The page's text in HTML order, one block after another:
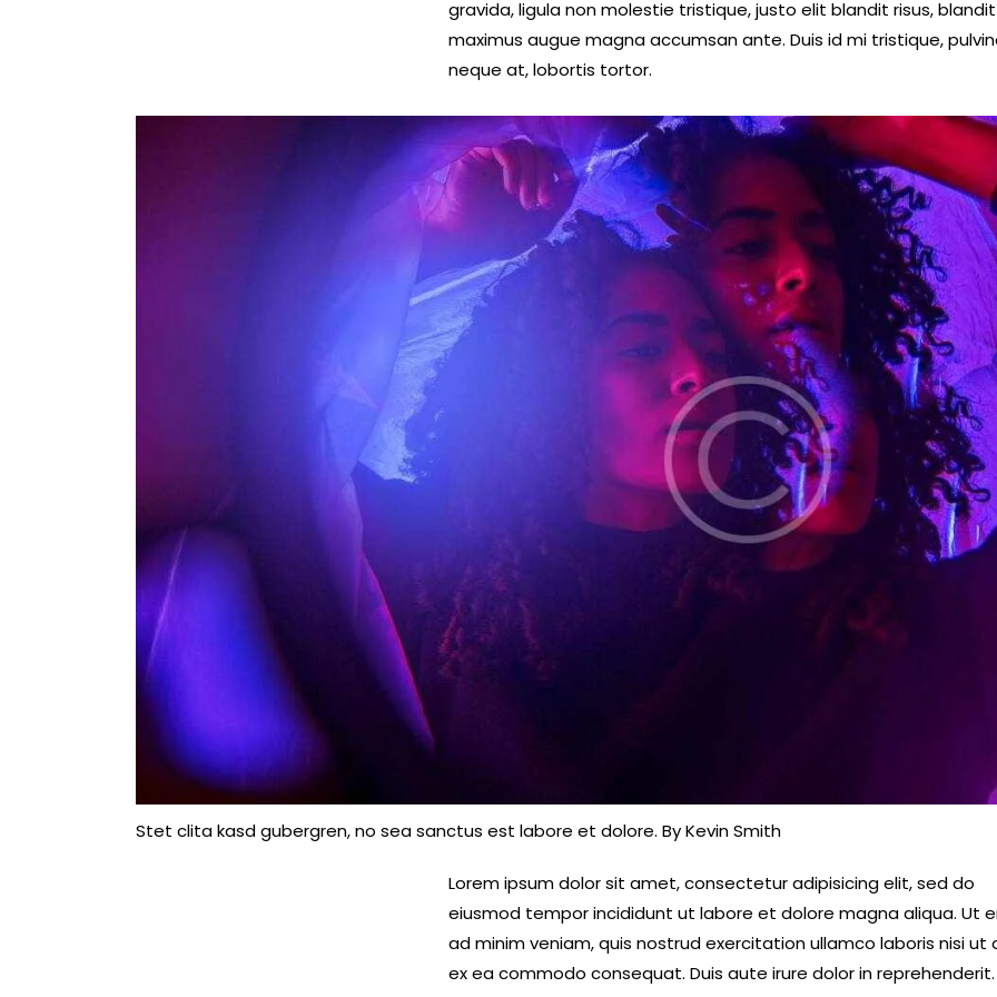
gravida, ligula non molestie tristique, justo elit blandit risus, blandit
maximus augue magna accumsan ante. Duis id mi tristique,
neque at, lobortis tortor.
Stet clita kasd gubergren, no sea sanctus est labore et dolore. ByKevin Smith
Lorem ipsum dolor sit amet, consectetur adipisicing elit, sed do
eiusmod tempor incididunt ut labore et dolore magna aliqua. Ut
ad minim veniam, quis nostrud exercitation ullamco laboris nisi ut
ex ea commodo consequat. Duis aute irure dolor in reprehenderit.